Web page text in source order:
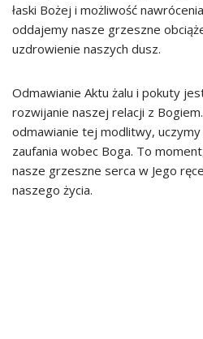
łaski Bożej i możliwość
oddajemy nasze grzeszne
uzdrowienie naszych dusz.
Odmawianie Aktu żalu i pokuty
rozwijanie naszej relacji z
odmawianie tej modlitwy,
zaufania wobec Boga. To
nasze grzeszne serca w Jego
naszego życia.